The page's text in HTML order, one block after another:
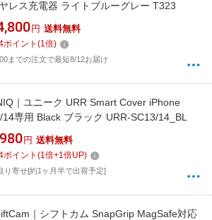
レス充電器 ライトブルーグレー T323
円 送料無料
ポイント (1倍)
までの注文で最短8/12お届け
｜ユニーク URR Smart Cover iPhone
14専用 Black ブラック URR-SC13/14_BL
円 送料無料
ポイント (1倍+1倍UP)
り寄せ[約1ヶ月半で出荷予定]
｜シフトカム SnapGrip MagSafe対応